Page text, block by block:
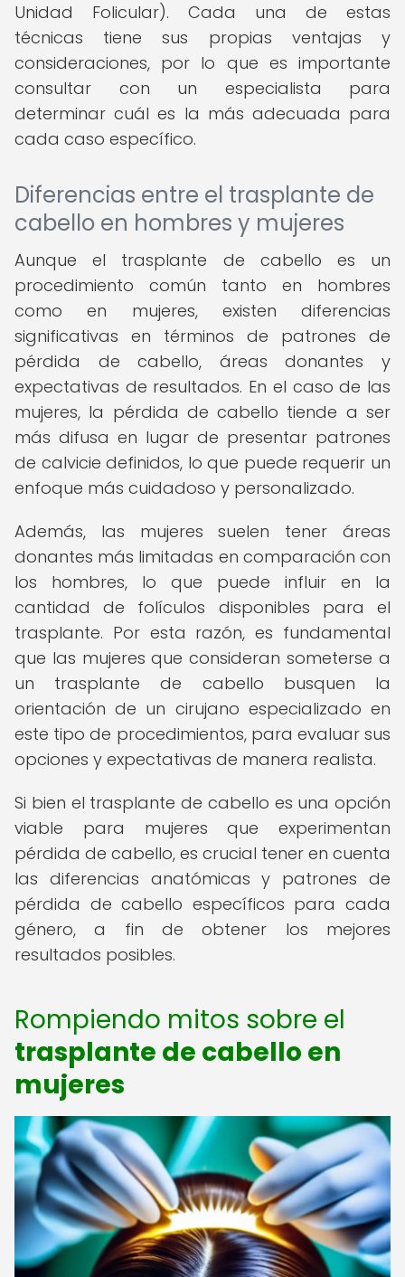
Unidad Folicular). Cada una de estas
técnicas tiene sus propias ventajas y
consideraciones, por lo que es importante
consultar con un especialista para
determinar cuál es la más adecuada para
cada caso específico.
Diferencias entre el trasplante de
cabello en hombres y mujeres
Aunque el trasplante de cabello es un
procedimiento común tanto en hombres
como en mujeres, existen diferencias
significativas en términos de patrones de
pérdida de cabello, áreas donantes y
expectativas de resultados. En el caso de las
mujeres, la pérdida de cabello tiende a ser
más difusa en lugar de presentar patrones
de calvicie definidos, lo que puede requerir un
enfoque más cuidadoso y personalizado.
Además, las mujeres suelen tener áreas
donantes más limitadas en comparación con
los hombres, lo que puede influir en la
cantidad de folículos disponibles para el
trasplante. Por esta razón, es fundamental
que las mujeres que consideran someterse a
un trasplante de cabello busquen la
orientación de un cirujano especializado en
este tipo de procedimientos, para evaluar sus
opciones y expectativas de manera realista.
Si bien el trasplante de cabello es una opción
viable para mujeres que experimentan
pérdida de cabello, es crucial tener en cuenta
las diferencias anatómicas y patrones de
pérdida de cabello específicos para cada
género, a fin de obtener los mejores
resultados posibles.
Rompiendo mitos sobre el
trasplante de cabello en
mujeres